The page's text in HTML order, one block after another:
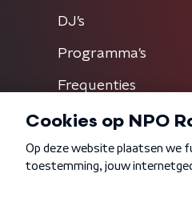
DJ’s
Programma's
Frequenties
Algemene voorwaarden